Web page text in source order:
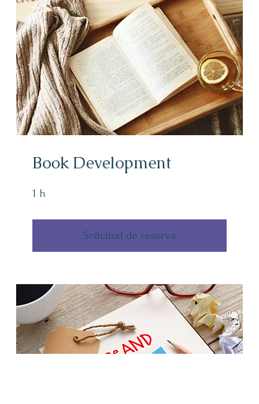
Book Development
1 h
Solicitud de reserva